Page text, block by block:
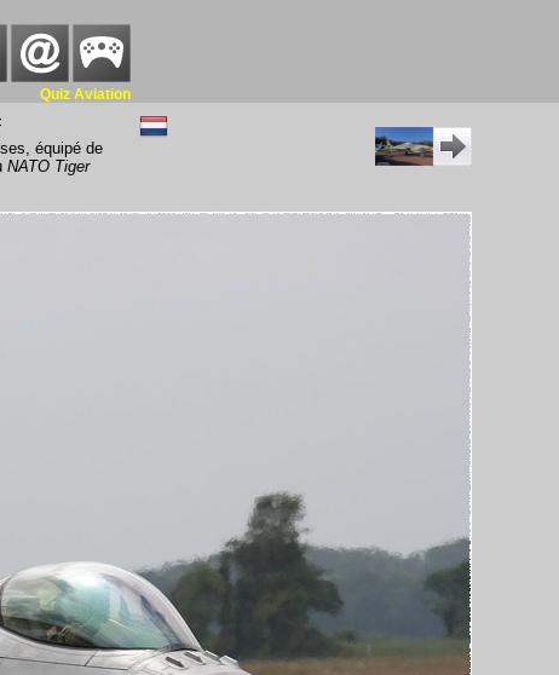
Quiz Aviation
équipé de
NATO Tiger